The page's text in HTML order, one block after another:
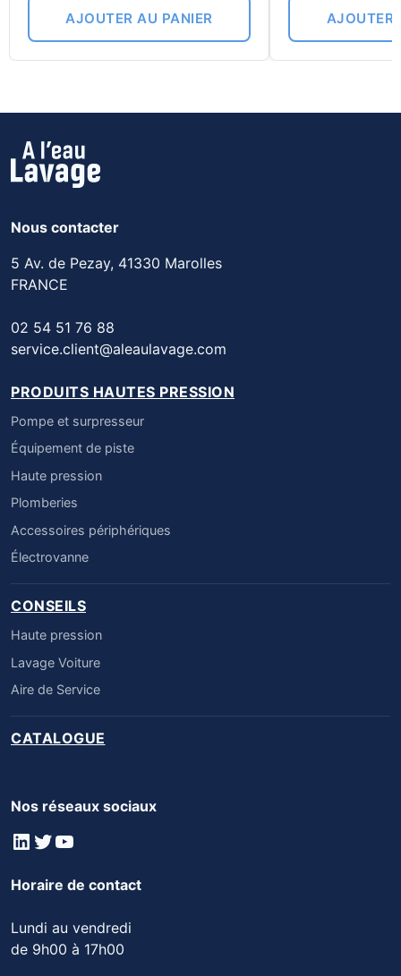
AJOUTER AU PANIER AJOUTER
Nous contacter
5 Av. de Pezay, 41330 Marolles
FRANCE
02 54 51 76 88
service.client@aleaulavage.com
PRODUITS HAUTES PRESSION
Pompe et surpresseur
Équipement de piste
Haute pression
Plomberies
Accessoires périphériques
Électrovanne
CONSEILS
Haute pression
Lavage Voiture
Aire de Service
CATALOGUE
Nos réseaux sociaux
LinkedIn
Twitter
YouTube
Horaire de contact
Lundi au vendredi
de 9h00 à 17h00